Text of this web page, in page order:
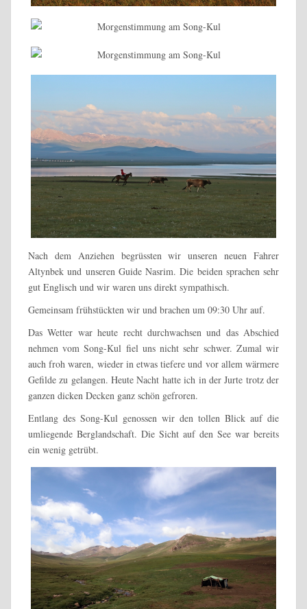
Nach dem Anziehen begrüssten wir unseren neuen Fahrer
Altynbek und unseren Guide Nasrim. Die beiden sprachen sehr
gut Englisch und wir waren uns direkt sympathisch.
Gemeinsam frühstückten wir und brachen um 09:30 Uhr auf.
Das Wetter war heute recht durchwachsen und das Abschied
nehmen vom Song-Kul fiel uns nicht sehr schwer. Zumal wir
auch froh waren, wieder in etwas tiefere und vor allem wärmere
Gefilde zu gelangen. Heute Nacht hatte ich in der Jurte trotz der
ganzen dicken Decken ganz schön gefroren.
Entlang des Song-Kul genossen wir den tollen Blick auf die
umliegende Berglandschaft. Die Sicht auf den See war bereits
ein wenig getrübt.